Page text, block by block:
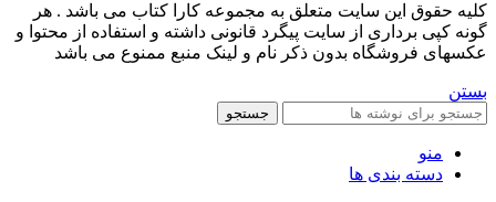
کليه حقوق اين سايت متعلق به مجموعه کارا کتاب می باشد . هر
گونه کپی برداری از سایت پیگرد قانونی داشته و استفاده از محتوا و
عکسهای فروشگاه بدون ذکر نام و لینک منبع ممنوع می باشد
بستن
جستجو
منو
دسته بندی ها